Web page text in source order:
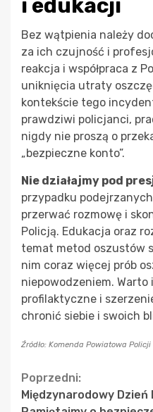
i edukacji
Bez wątpienia należy
za ich czujność i
reakcja i współpraca z
uniknięcia utraty
kontekście tego
prawdziwi policjanci,
nigdy nie proszą o
„bezpieczne konto”.
Nie działajmy pod
przypadku
przerwać rozmowę i
Policją. Edukacja oraz
temat metod oszustów
nim coraz więcej prób
niepowodzeniem.
profilaktyczne i
chronić siebie i swoich
Źródło: Komenda Powiatowa
Continue
Poprzedni:
Międzynarodowy